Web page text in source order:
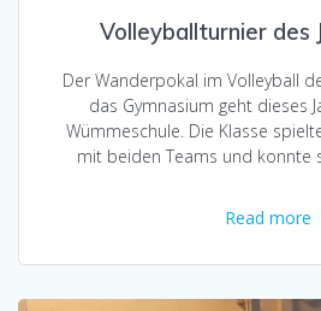
Volleyballturnier des
Der Wanderpokal im Volleyball
das Gymnasium geht dieses
Wümmeschule. Die Klasse
mit beiden Teams und konnte
Read more